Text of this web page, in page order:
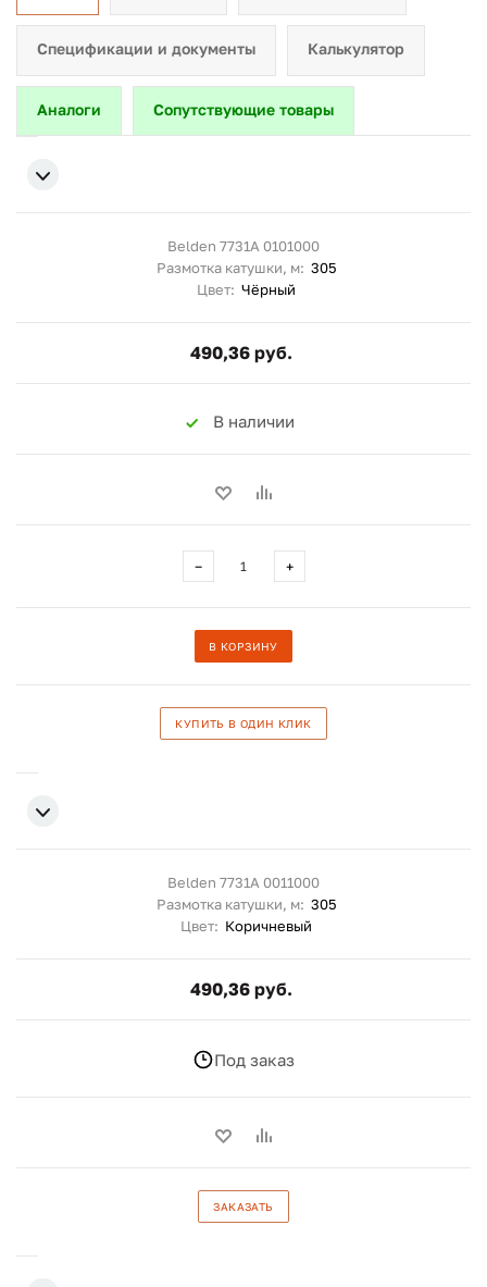
Спецификации и документы Калькулятор
Аналоги Сопутствующие товары
Belden 7731A 0101000
Размотка катушки, м: 305
Цвет: Чёрный
490,36 руб.
В наличии
− +
В КОРЗИНУ
КУПИТЬ В ОДИН КЛИК
Belden 7731A 0011000
Размотка катушки, м: 305
Цвет: Коричневый
490,36 руб.
Под заказ
ЗАКАЗАТЬ